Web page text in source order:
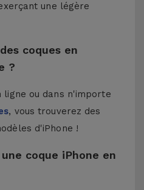
une légère
coques en
?
ligne ou dans n'importe
, vous trouverez des
d'iPhone !
coque iPhone en